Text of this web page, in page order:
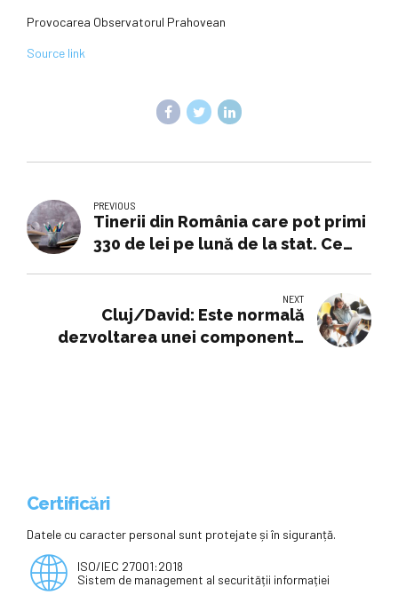
Provocarea Observatorul Prahovean
Source link
PREVIOUS
Tinerii din România care pot primi
330 de lei pe lună de la stat. Ce
NEXT
Cluj/David: Este normală
dezvoltarea unei componente
Certificări
Datele cu caracter personal sunt protejate și în siguranță.
ISO/IEC 27001:2018
Sistem de management al securității informației